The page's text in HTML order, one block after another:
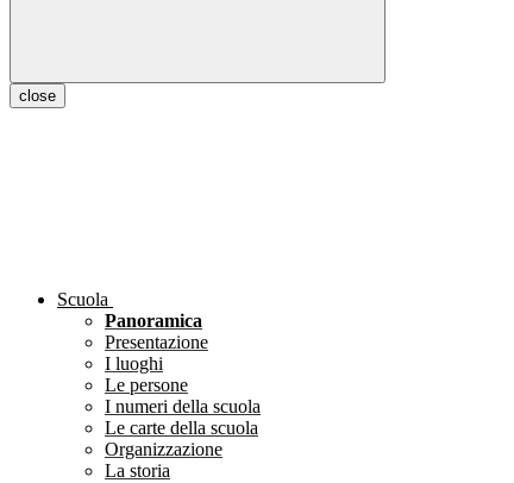
close
Scuola
Panoramica
Presentazione
I luoghi
Le persone
I numeri della scuola
Le carte della scuola
Organizzazione
La storia